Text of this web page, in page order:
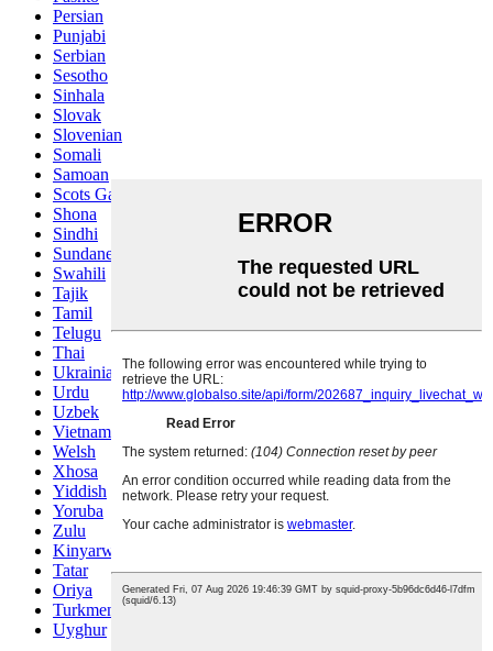
Persian
Punjabi
Serbian
Sesotho
Sinhala
Slovak
Slovenian
Somali
Samoan
Scots Gaelic
Shona
Sindhi
Sundanese
Swahili
Tajik
Tamil
Telugu
Thai
Ukrainian
Urdu
Uzbek
Vietnamese
Welsh
Xhosa
Yiddish
Yoruba
Zulu
Kinyarwanda
Tatar
Oriya
Turkmen
Uyghur